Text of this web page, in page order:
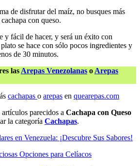
de disfrutar del maíz, no busques más
con queso.
y fácil de hacer, y será un éxito con
se hace con sólo pocos ingredientes y
de 30 minutos.
las Arepas Venezolanas o Arepas
cachapas o arepas en quearepas.com
parecidos a Cachapa con Queso
la categoría Cachapas.
en Venezuela: ¡Descubre Sus Sabores!
Opciones para Celíacos